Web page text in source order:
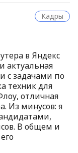
Кадры
в Яндекс
актуальная
с задачами по
техник для
отличная
Из минусов: я
В общем и